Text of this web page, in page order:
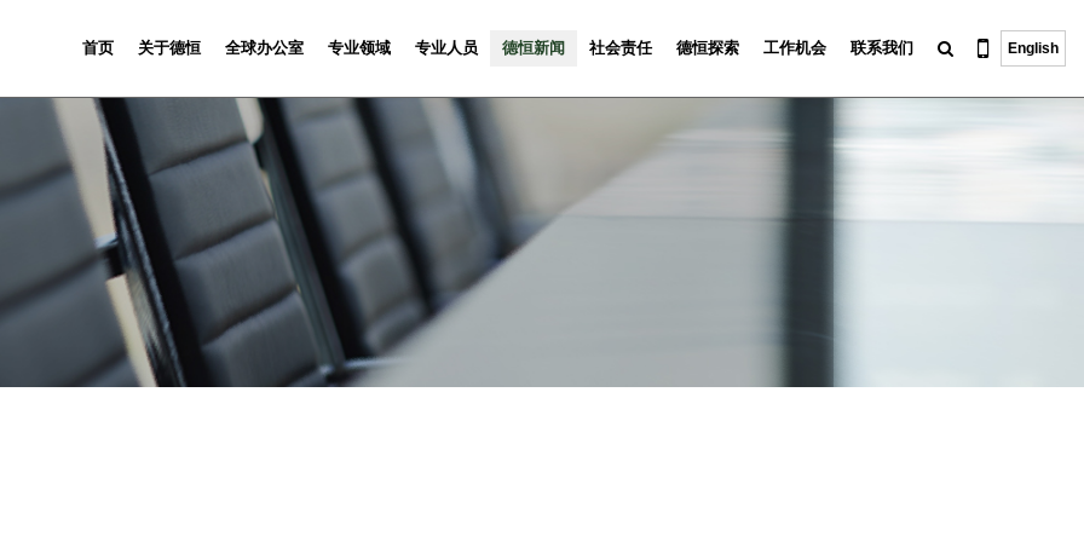
首页 关于德恒 全球办公室 专业领域 专业人员 德恒新闻 社会责任 德恒探索 工作机会 联系我们 English